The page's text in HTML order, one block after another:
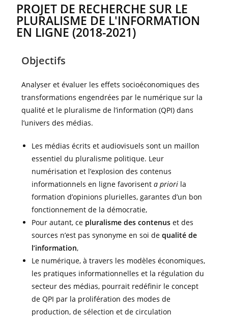
PROJET DE RECHERCHE SUR LE
PLURALISME DE L'INFORMATION
EN LIGNE (2018-2021)
Objectifs
Analyser et évaluer les effets socioéconomiques des
transformations engendrées par le numérique sur la
qualité et le pluralisme de l’information (QPI) dans
l’univers des médias.
Les médias écrits et audiovisuels sont un maillon
essentiel du pluralisme politique. Leur
numérisation et l’explosion des contenus
informationnels en ligne favorisenta priori la
formation d’opinions plurielles, garantes d’un bon
fonctionnement de la démocratie,
Pour autant, ce pluralisme des contenus et des
sources n’est pas synonyme en soi dequalité de
l’information,
Le numérique, à travers les modèles économiques,
les pratiques informationnelles et la régulation du
secteur des médias, pourrait redéfinir le concept
de QPI par la prolifération des modes de
production, de sélection et de circulation